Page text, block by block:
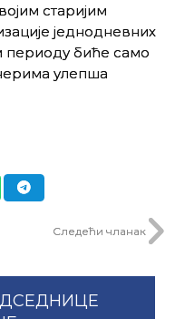
старијим
једнодневних
периоду биће само
улепша
Следећи чланак